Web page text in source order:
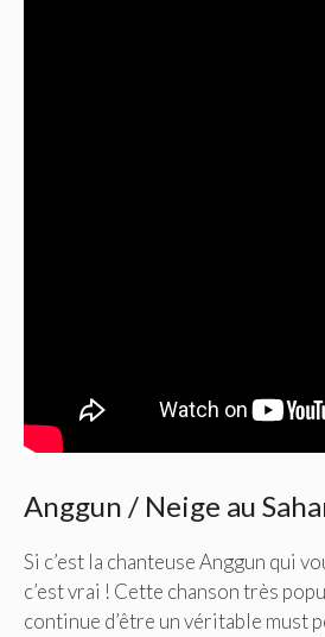
Anggun / Neige au
Si c’est la chanteuse Anggun qui
c’est vrai ! Cette chanson très
continue d’être un véritable must